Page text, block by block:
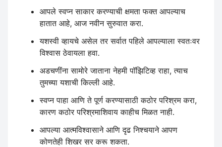
आपले स्वप्न साकार करण्याची क्षमता फक्त आपल्याच
हातात आहे, आज नवीन सुरुवात करा.
यशस्वी व्हायचे असेल तर सर्वात पहिले आपल्याला स्वतःवर
विश्वास ठेवायला हवा.
अडचणींना सामोरे जाताना नेहमी पॉझिटिव्ह राहा, त्याच
तुमच्या यशाची किल्ली आहे.
स्वप्न पाहा आणि ते पूर्ण करण्यासाठी कठोर परिश्रम करा,
कारण कठोर परिश्रमाशिवाय काहीच मिळत नाही.
आपल्या आत्मविश्वासाने आणि दृढ निश्चयाने आपण
कोणतेही शिखर सर करू शकता.